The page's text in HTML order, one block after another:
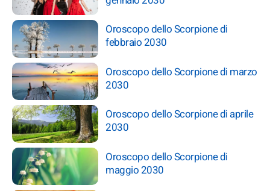
Oroscopo dello Scorpione di
febbraio 2030
Oroscopo dello Scorpione di marzo
2030
Oroscopo dello Scorpione di aprile
2030
Oroscopo dello Scorpione di
maggio 2030